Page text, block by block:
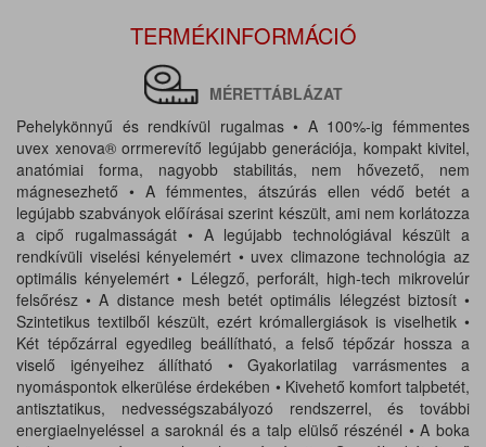
TERMÉKINFORMÁCIÓ
MÉRETTÁBLÁZAT
Pehelykönnyű és rendkívül rugalmas • A 100%-ig fémmentes
uvex xenova® orrmerevítő legújabb generációja, kompakt kivitel,
anatómiai forma, nagyobb stabilitás, nem hővezető, nem
mágnesezhető • A fémmentes, átszúrás ellen védő betét a
legújabb szabványok előírásai szerint készült, ami nem korlátozza
a cipő rugalmasságát • A legújabb technológiával készült a
rendkívüli viselési kényelemért • uvex climazone technológia az
optimális kényelemért • Lélegző, perforált, high-tech mikrovelúr
felsőrész • A distance mesh betét optimális lélegzést biztosít •
Szintetikus textilből készült, ezért krómallergiások is viselhetik •
Két tépőzárral egyedileg beállítható, a felső tépőzár hossza a
viselő igényeihez állítható • Gyakorlatilag varrásmentes a
nyomáspontok elkerülése érdekében • Kivehető komfort talpbetét,
antisztatikus, nedvességszabályozó rendszerrel, és további
energiaelnyeléssel a saroknál és a talp elülső részénél • A boka